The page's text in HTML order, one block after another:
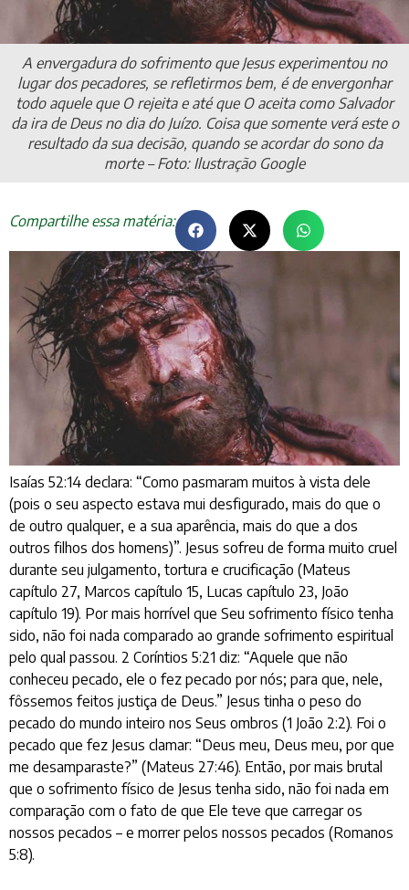
A envergadura do sofrimento que Jesus experimentou no
lugar dos pecadores, se refletirmos bem, é de envergonhar
todo aquele que O rejeita e até que O aceita como Salvador
da ira de Deus no dia do Juízo. Coisa que somente verá este o
resultado da sua decisão, quando se acordar do sono da
morte – Foto: Ilustração Google
Compartilhe essa matéria:
Isaías 52:14 declara: “Como pasmaram muitos à vista dele
(pois o seu aspecto estava mui desfigurado, mais do que o
de outro qualquer, e a sua aparência, mais do que a dos
outros filhos dos homens)”. Jesus sofreu de forma muito cruel
durante seu julgamento, tortura e crucificação (Mateus
capítulo 27, Marcos capítulo 15, Lucas capítulo 23, João
capítulo 19). Por mais horrível que Seu sofrimento físico tenha
sido, não foi nada comparado ao grande sofrimento espiritual
pelo qual passou. 2 Coríntios 5:21 diz: “Aquele que não
conheceu pecado, ele o fez pecado por nós; para que, nele,
fôssemos feitos justiça de Deus.” Jesus tinha o peso do
pecado do mundo inteiro nos Seus ombros (1 João 2:2). Foi o
pecado que fez Jesus clamar: “Deus meu, Deus meu, por que
me desamparaste?” (Mateus 27:46). Então, por mais brutal
que o sofrimento físico de Jesus tenha sido, não foi nada em
comparação com o fato de que Ele teve que carregar os
nossos pecados – e morrer pelos nossos pecados (Romanos
5:8).